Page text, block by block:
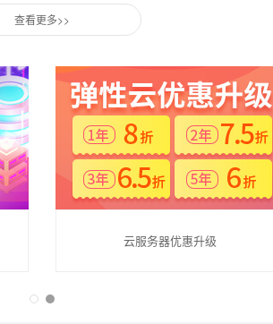
查看更多>>
云服务器优惠升级